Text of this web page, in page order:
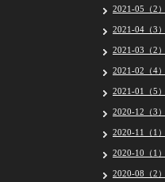
2021-05（2）
2021-04（3）
2021-03（2）
2021-02（4）
2021-01（5）
2020-12（3）
2020-11（1）
2020-10（1）
2020-08（2）